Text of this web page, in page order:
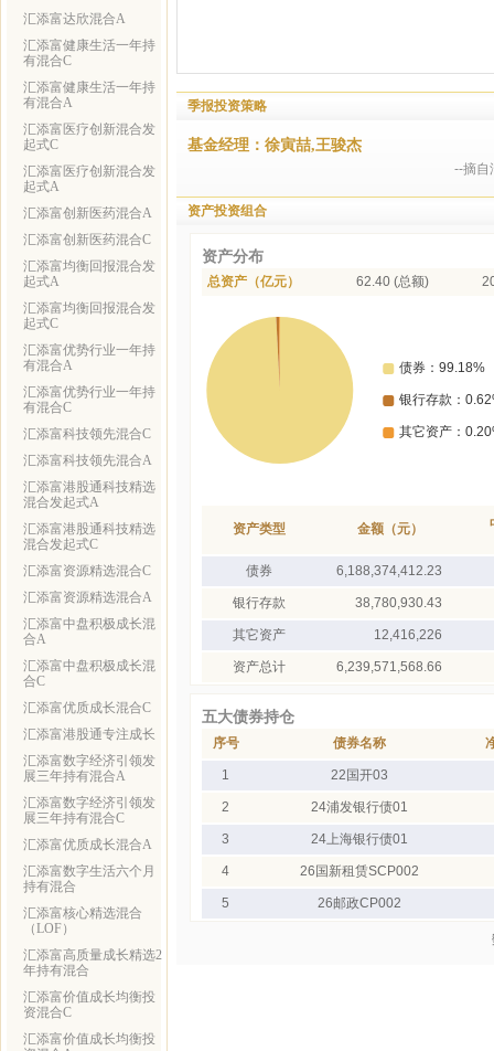
汇添富达欣混合A
汇添富健康生活一年持
有混合C
汇添富健康生活一年持
有混合A
汇添富医疗创新混合发
起式C
汇添富医疗创新混合发
起式A
汇添富创新医药混合A
汇添富创新医药混合C
汇添富均衡回报混合发
起式A
汇添富均衡回报混合发
起式C
汇添富优势行业一年持
有混合A
汇添富优势行业一年持
有混合C
汇添富科技领先混合C
汇添富科技领先混合A
汇添富港股通科技精选
混合发起式A
汇添富港股通科技精选
混合发起式C
汇添富资源精选混合C
汇添富资源精选混合A
汇添富中盘积极成长混
合A
汇添富中盘积极成长混
合C
汇添富优质成长混合C
汇添富港股通专注成长
汇添富数字经济引领发
展三年持有混合A
汇添富数字经济引领发
展三年持有混合C
汇添富优质成长混合A
汇添富数字生活六个月
持有混合
汇添富核心精选混合
（LOF）
汇添富高质量成长精选2
年持有混合
汇添富价值成长均衡投
资混合C
汇添富价值成长均衡投
季报投资策略
基金经理：徐寅喆,王骏杰
--摘自
资产投资组合
资产分布
总资产（亿元） 62.40 (总额)
资产类型 金额（元）
债券 6,188,374,412.23
银行存款 38,780,930.43
其它资产 12,416,226
资产总计 6,239,571,568.66
五大债券持仓
序号 债券名称
1 22国开03
2 24浦发银行债01
3 24上海银行债01
4 26国新租赁SCP002
5 26邮政CP002